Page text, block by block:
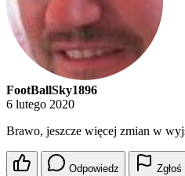
FootBallSky1896
6 lutego 2020
Brawo, jeszcze więcej zmian w
Odpowiedz Zgłoś